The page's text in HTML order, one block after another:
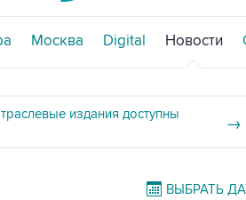
Москва Digital Новости
издания доступны
→
ВЫБРАТЬ